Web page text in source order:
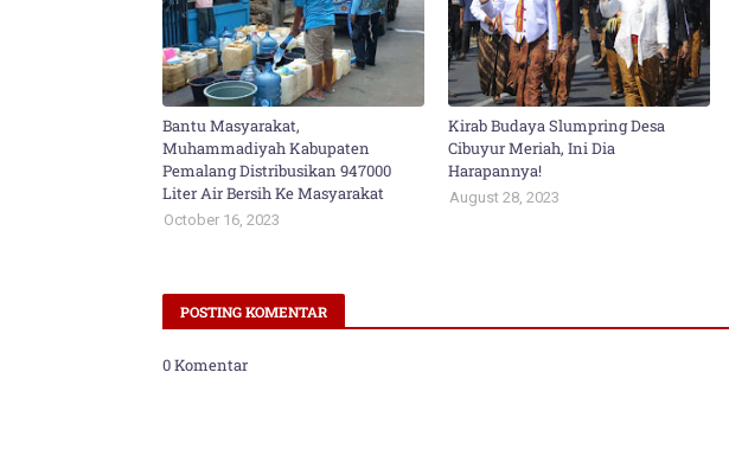
Bantu Masyarakat,
Muhammadiyah Kabupaten
Pemalang Distribusikan 947000
Liter Air Bersih Ke Masyarakat
October 16, 2023
Kirab Budaya Slumpring Desa
Cibuyur Meriah, Ini Dia
Harapannya!
August 28, 2023
POSTING KOMENTAR
0 Komentar